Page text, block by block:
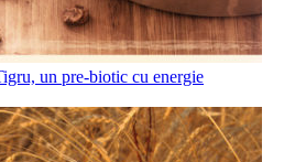
un pre-biotic cu energie